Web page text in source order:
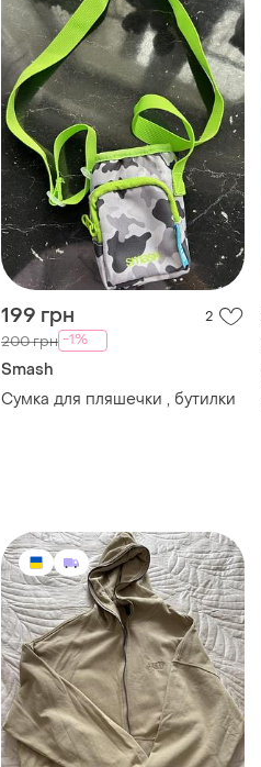
199 грн 2
200 грн -1%
Smash
Сумка для пляшечки , бутилки